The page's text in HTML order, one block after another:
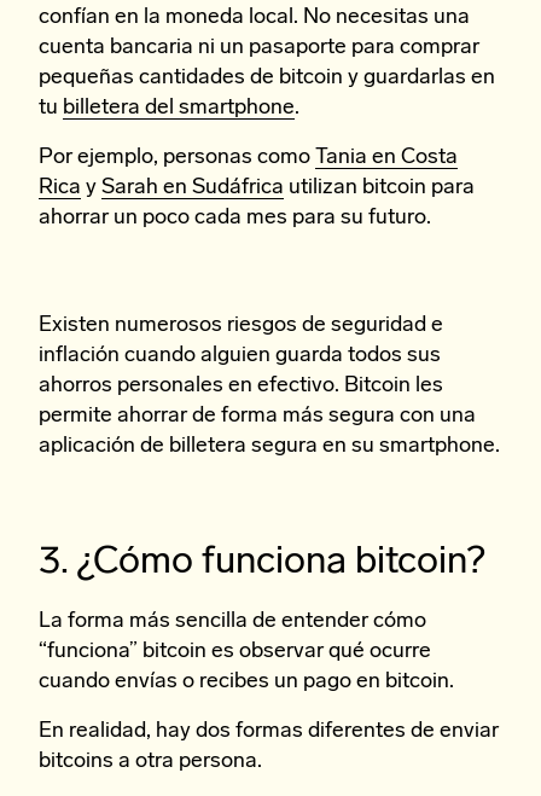
confían en la moneda local. No necesitas una
cuenta bancaria ni un pasaporte para comprar
pequeñas cantidades de bitcoin y guardarlas en
tu billetera del smartphone.
Por ejemplo, personas como Tania en Costa
Rica y Sarah en Sudáfrica utilizan bitcoin para
ahorrar un poco cada mes para su futuro.
Existen numerosos riesgos de seguridad e
inflación cuando alguien guarda todos sus
ahorros personales en efectivo. Bitcoin les
permite ahorrar de forma más segura con una
aplicación de billetera segura en su smartphone.
3. ¿Cómo funciona bitcoin?
La forma más sencilla de entender cómo
“funciona” bitcoin es observar qué ocurre
cuando envías o recibes un pago en bitcoin.
En realidad, hay dos formas diferentes de enviar
bitcoins a otra persona.